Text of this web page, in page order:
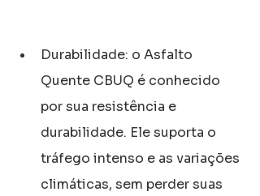
Durabilidade: o Asfalto
Quente CBUQ é conhecido
por sua resistência e
durabilidade. Ele suporta o
tráfego intenso e as variações
climáticas, sem perder suas